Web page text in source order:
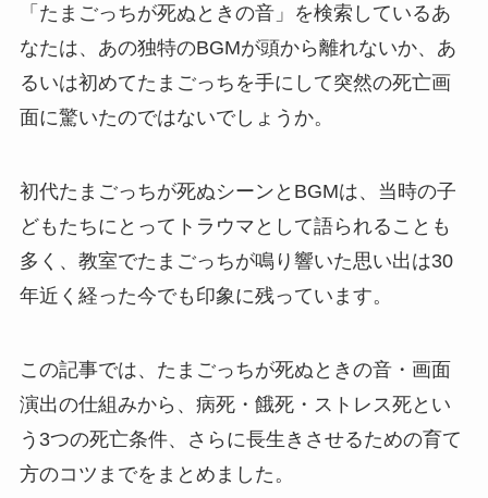
「たまごっちが死ぬときの音」を検索しているあ
なたは、あの独特のBGMが頭から離れないか、あ
るいは初めてたまごっちを手にして突然の死亡画
面に驚いたのではないでしょうか。
初代たまごっちが死ぬシーンとBGMは、当時の子
どもたちにとってトラウマとして語られることも
多く、教室でたまごっちが鳴り響いた思い出は30
年近く経った今でも印象に残っています。
この記事では、たまごっちが死ぬときの音・画面
演出の仕組みから、病死・餓死・ストレス死とい
う3つの死亡条件、さらに長生きさせるための育て
方のコツまでをまとめました。